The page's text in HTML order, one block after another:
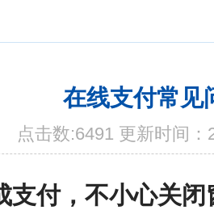
在线支付常见
点击数:6491 更新时间：
支付，不小心关